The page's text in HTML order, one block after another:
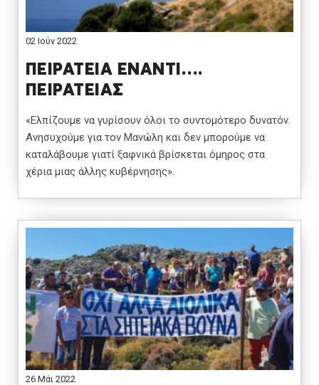
02 Ιούν 2022
ΠΕΙΡΑΤΕΙΑ ΕΝΑΝΤΙ….
ΠΕΙΡΑΤΕΙΑΣ
«Ελπίζουμε να γυρίσουν όλοι το συντομότερο δυνατόν.
Ανησυχούμε για τον Μανώλη και δεν μπορούμε να
καταλάβουμε γιατί ξαφνικά βρίσκεται όμηρος στα
χέρια μιας άλλης κυβέρνησης».
26 Μάι 2022